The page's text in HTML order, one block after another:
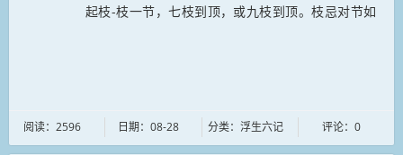
起枝-枝一节，七枝到顶，或九枝到顶。枝忌对节如
阅读：2596 日期：08-28 分类：浮生六记 评论：0